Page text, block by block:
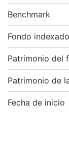
Benchmark
Fondo indexado
Patrimonio del
Patrimonio de
Fecha de inicio